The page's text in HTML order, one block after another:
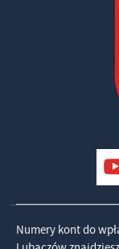
Numery kont do